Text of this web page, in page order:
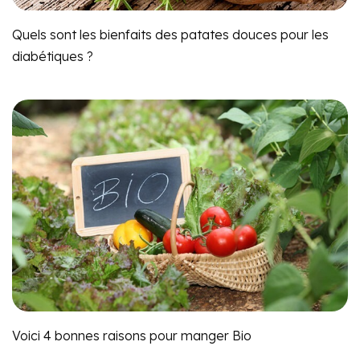
Quels sont les bienfaits des patates douces pour les
diabétiques ?
Voici 4 bonnes raisons pour manger Bio